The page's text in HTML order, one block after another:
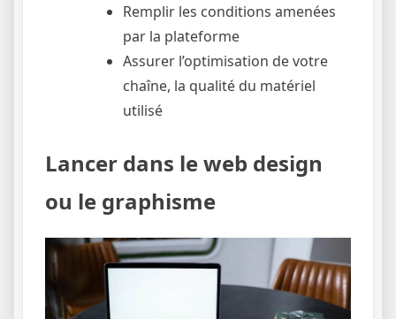
Remplir les conditions amenées
par la plateforme
Assurer l’optimisation de votre
chaîne, la qualité du matériel
utilisé
Lancer dans le web design
ou le graphisme